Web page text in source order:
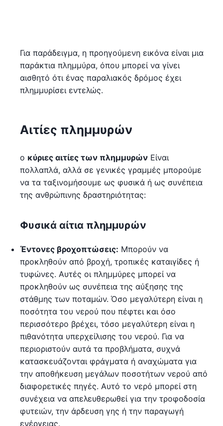
Για παράδειγμα, η προηγούμενη εικόνα είναι μια
παράκτια πλημμύρα, όπου μπορεί να γίνει
αισθητό ότι ένας παραλιακός δρόμος έχει
πλημμυρίσει εντελώς.
Αιτίες πλημμυρών
ο κύριες αιτίες των πλημμυρών Είναι
πολλαπλά, αλλά σε γενικές γραμμές μπορούμε
να τα ταξινομήσουμε ως φυσικά ή ως συνέπεια
της ανθρώπινης δραστηριότητας:
Φυσικά αίτια πλημμυρών
Έντονες βροχοπτώσεις: Μπορούν να
προκληθούν από βροχή, τροπικές καταιγίδες ή
τυφώνες. Αυτές οι πλημμύρες μπορεί να
προκληθούν ως συνέπεια της αύξησης της
στάθμης των ποταμών. Όσο μεγαλύτερη είναι η
ποσότητα του νερού που πέφτει και όσο
περισσότερο βρέχει, τόσο μεγαλύτερη είναι η
πιθανότητα υπερχείλισης του νερού. Για να
περιοριστούν αυτά τα προβλήματα, συχνά
κατασκευάζονται φράγματα ή αναχώματα για
την αποθήκευση μεγάλων ποσοτήτων νερού από
διαφορετικές πηγές. Αυτό το νερό μπορεί στη
συνέχεια να απελευθερωθεί για την τροφοδοσία
φυτειών, την άρδευση γης ή την παραγωγή
ενέργειας.